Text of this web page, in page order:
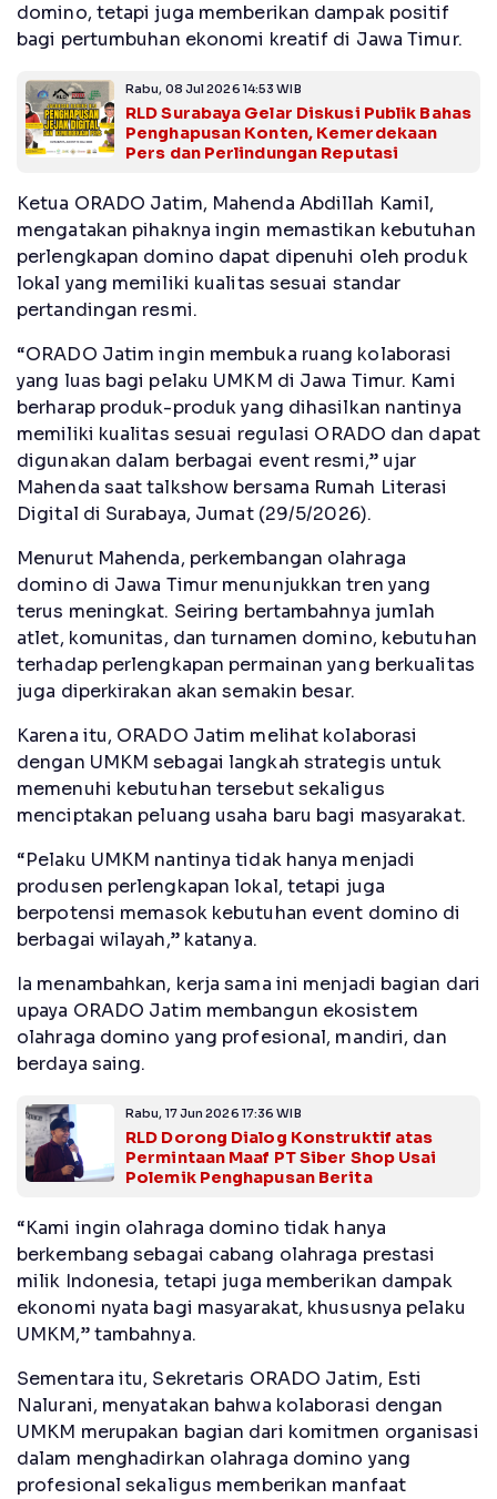
domino, tetapi juga memberikan dampak positif
bagi pertumbuhan ekonomi kreatif di Jawa Timur.
Rabu, 08 Jul 2026 14:53 WIB
RLD Surabaya Gelar Diskusi Publik Bahas
Penghapusan Konten, Kemerdekaan
Pers dan Perlindungan Reputasi
Ketua ORADO Jatim, Mahenda Abdillah Kamil,
mengatakan pihaknya ingin memastikan kebutuhan
perlengkapan domino dapat dipenuhi oleh produk
lokal yang memiliki kualitas sesuai standar
pertandingan resmi.
“ORADO Jatim ingin membuka ruang kolaborasi
yang luas bagi pelaku UMKM di Jawa Timur. Kami
berharap produk-produk yang dihasilkan nantinya
memiliki kualitas sesuai regulasi ORADO dan dapat
digunakan dalam berbagai event resmi,” ujar
Mahenda saat talkshow bersama Rumah Literasi
Digital di Surabaya, Jumat (29/5/2026).
Menurut Mahenda, perkembangan olahraga
domino di Jawa Timur menunjukkan tren yang
terus meningkat. Seiring bertambahnya jumlah
atlet, komunitas, dan turnamen domino, kebutuhan
terhadap perlengkapan permainan yang berkualitas
juga diperkirakan akan semakin besar.
Karena itu, ORADO Jatim melihat kolaborasi
dengan UMKM sebagai langkah strategis untuk
memenuhi kebutuhan tersebut sekaligus
menciptakan peluang usaha baru bagi masyarakat.
“Pelaku UMKM nantinya tidak hanya menjadi
produsen perlengkapan lokal, tetapi juga
berpotensi memasok kebutuhan event domino di
berbagai wilayah,” katanya.
Ia menambahkan, kerja sama ini menjadi bagian dari
upaya ORADO Jatim membangun ekosistem
olahraga domino yang profesional, mandiri, dan
berdaya saing.
Rabu, 17 Jun 2026 17:36 WIB
RLD Dorong Dialog Konstruktif atas
Permintaan Maaf PT Siber Shop Usai
Polemik Penghapusan Berita
“Kami ingin olahraga domino tidak hanya
berkembang sebagai cabang olahraga prestasi
milik Indonesia, tetapi juga memberikan dampak
ekonomi nyata bagi masyarakat, khususnya pelaku
UMKM,” tambahnya.
Sementara itu, Sekretaris ORADO Jatim, Esti
Nalurani, menyatakan bahwa kolaborasi dengan
UMKM merupakan bagian dari komitmen organisasi
dalam menghadirkan olahraga domino yang
profesional sekaligus memberikan manfaat